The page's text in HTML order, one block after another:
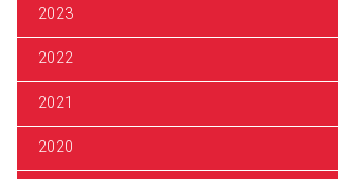
2023
2022
2021
2020